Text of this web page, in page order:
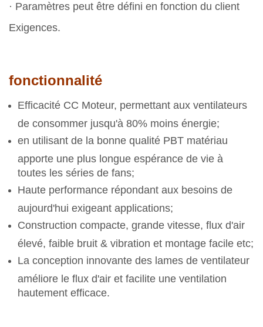
· Paramètres peut être défini en fonction du client
Exigences.
fonctionnalité
Efficacité CC Moteur, permettant aux ventilateurs
de consommer jusqu'à 80% moins énergie;
en utilisant de la bonne qualité PBT matériau
apporte une plus longue espérance de vie à
toutes les séries de fans;
Haute performance répondant aux besoins de
aujourd'hui exigeant applications;
Construction compacte, grande vitesse, flux d'air
élevé, faible bruit & vibration et montage facile etc;
La conception innovante des lames de ventilateur
améliore le flux d'air et facilite une ventilation
hautement efficace.